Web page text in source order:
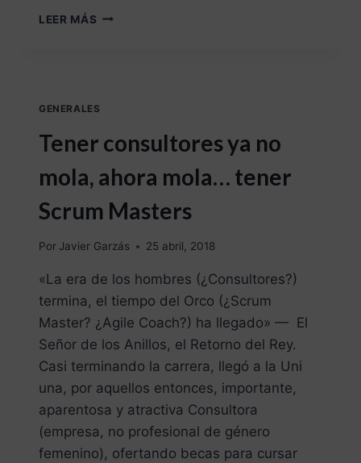
LEER MÁS
GENERALES
Tener consultores ya no
mola, ahora mola… tener
Scrum Masters
Por Javier Garzás 25 abril, 2018
«La era de los hombres (¿Consultores?)
termina, el tiempo del Orco (¿Scrum
Master? ¿Agile Coach?) ha llegado» — El
Señor de los Anillos, el Retorno del Rey.
Casi terminando la carrera, llegó a la Uni
una, por aquellos entonces, importante,
aparentosa y atractiva Consultora
(empresa, no profesional de género
femenino), ofertando becas para cursar